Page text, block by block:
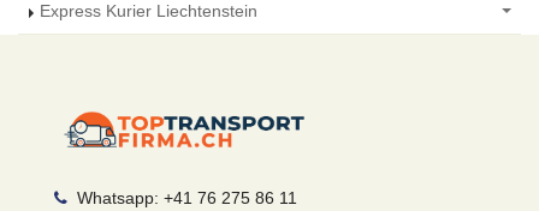
Express Kurier Liechtenstein
Whatsapp: +41 76 275 86 11